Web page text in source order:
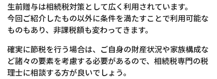
生前贈与は相続税対策として広く利用されています。
今回ご紹介したもの以外に条件を満たすことで利用可能な
ものもあり、非課税額も変わってきます。
確実に節税を行う場合は、ご自身の財産状況や家族構成な
ど諸々の要素を考慮する必要があるので、相続税専門の税
理士に相談する方が良いでしょう。